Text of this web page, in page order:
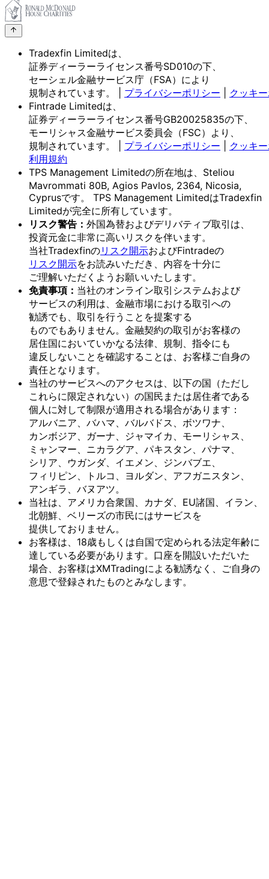
Tradexfin Limitedは、
証券ディーラーライセンス番号SD010の下、
セーシェル金融サービス庁 （FSA）により
規制されています。
プライバシーポリシー
クッキ
Fintrade Limitedは、
証券ディーラーライセンス番号GB20025835の下、
モーリシャス金融サービス委員会 （FSC）より、
規制されています。
プライバシーポリシー
クッキ
利用規約
TPS Management Limitedの所在地は、 Steliou
Mavrommati 80B, Agios Pavlos, 2364, Nicosia,
Cyprusです。
TPS Management LimitedはTradexfin
Limitedが完全に所有しています。
リスク警告： 外国為替およびデリバティブ取引は、
投資元金に非常に高いリスクを伴います。
当社Tradexfinのリスク開示およびFintradeの
リスク開示をお読みいただき、 内容を十分に
ご理解いただく よう お願いいたします。
免責事項： 当社のオンライン取引システムおよび
サービスの利用は、 金融市場における取引への
勧誘でも、 取引を行う ことを提案する
ものでもありません。 金融契約の取引がお客様の
居住国においていかなる法律、 規制、 指令にも
違反しないことを確認する ことは、 お客様ご自身の
責任と なります。
当社のサービスへのアクセスは、 以下の国 （ただし
これらに限定されない）の国民または居住者である
個人に対して制限が適用される場合があります：
アルバニア、 バハマ、 バルバドス、 ボツワナ、
カンボジア、 ガーナ、 ジャマイカ、 モーリシャス、
ミャンマー、 ニカラグア、 パキスタン、 パナマ、
シリア、 ウガンダ、 イエメン、 ジンバブエ、
フィリピン、
トルコ、 ヨルダン、 アフガニスタン、
アンギラ、 バヌアツ。
当社は、 アメリカ合衆国、 カナダ、 EU諸国、 イラン、
北朝鮮、 ベリーズの市民にはサービスを
提供しておりません。
お客様は、 18歳も しくは自国で定められる法定年齢に
達している必要があります。 口座を開設いただいた
場合、 お客様はXMTradingによる勧誘なく、 ご自身の
意思で登録された ものとみなします。